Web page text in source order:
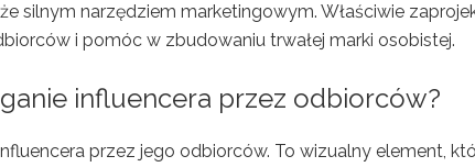
silnym narzędziem marketingowym. Właściwie
i pomóc w zbudowaniu trwałej marki osobistej.
influencera przez odbiorców?
przez jego odbiorców. To wizualny element,